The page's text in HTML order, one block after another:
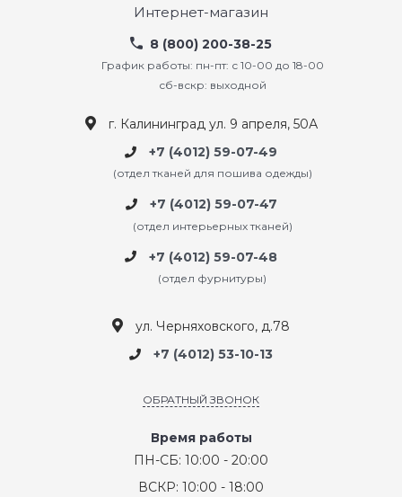
Интернет-магазин
8 (800) 200-38-25
График работы: пн-пт: с 10-00 до 18-00
сб-вскр: выходной
г. Калининград ул. 9 апреля, 50А
+7 (4012) 59-07-49
(отдел тканей для пошива одежды)
+7 (4012) 59-07-47
(отдел интерьерных тканей)
+7 (4012) 59-07-48
(отдел фурнитуры)
ул. Черняховского, д.78
+7 (4012) 53-10-13
ОБРАТНЫЙ ЗВОНОК
Время работы
ПН-СБ: 10:00 - 20:00
ВСКР: 10:00 - 18:00